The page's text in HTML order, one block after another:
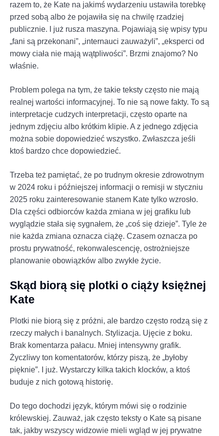
razem to, że Kate na jakimś wydarzeniu ustawiła torebkę
przed sobą albo że pojawiła się na chwilę rzadziej
publicznie. I już rusza maszyna. Pojawiają się wpisy typu
„fani są przekonani”, „internauci zauważyli”, „eksperci od
mowy ciała nie mają wątpliwości”. Brzmi znajomo? No
właśnie.
Problem polega na tym, że takie teksty często nie mają
realnej wartości informacyjnej. To nie są nowe fakty. To są
interpretacje cudzych interpretacji, często oparte na
jednym zdjęciu albo krótkim klipie. A z jednego zdjęcia
można sobie dopowiedzieć wszystko. Zwłaszcza jeśli
ktoś bardzo chce dopowiedzieć.
Trzeba też pamiętać, że po trudnym okresie zdrowotnym
w 2024 roku i późniejszej informacji o remisji w styczniu
2025 roku zainteresowanie stanem Kate tylko wzrosło.
Dla części odbiorców każda zmiana w jej grafiku lub
wyglądzie stała się sygnałem, że „coś się dzieje”. Tyle że
nie każda zmiana oznacza ciążę. Czasem oznacza po
prostu prywatność, rekonwalescencję, ostrożniejsze
planowanie obowiązków albo zwykłe życie.
Skąd biorą się plotki o ciąży księżnej
Kate
Plotki nie biorą się z próżni, ale bardzo często rodzą się z
rzeczy małych i banalnych. Stylizacja. Ujęcie z boku.
Brak komentarza pałacu. Mniej intensywny grafik.
Życzliwy ton komentatorów, którzy piszą, że „byłoby
pięknie”. I już. Wystarczy kilka takich klocków, a ktoś
buduje z nich gotową historię.
Do tego dochodzi język, którym mówi się o rodzinie
królewskiej. Zauważ, jak często teksty o Kate są pisane
tak, jakby wszyscy widzowie mieli wgląd w jej prywatne